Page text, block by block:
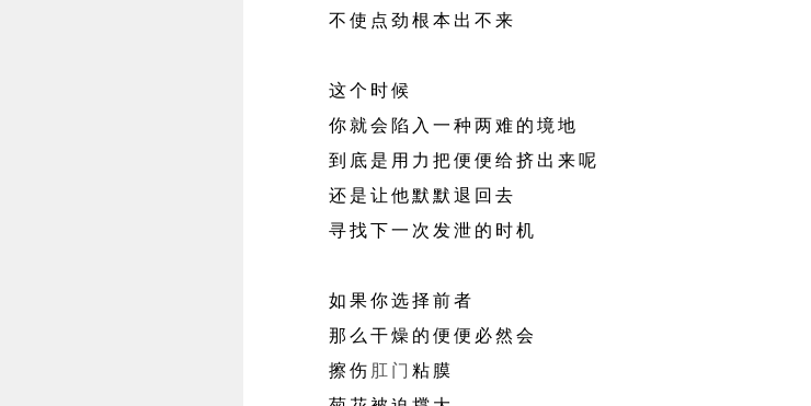
不使点劲根本出不来
这个时候
你就会陷入一种两难的境地
到底是用力把便便给挤出来呢
还是让他默默退回去
寻找下一次发泄的时机
如果你选择前者
那么干燥的便便必然会
擦伤肛门 粘膜